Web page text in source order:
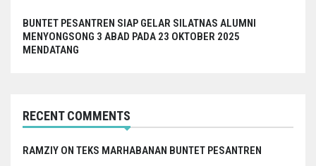
BUNTET PESANTREN SIAP GELAR SILATNAS ALUMNI
MENYONGSONG 3 ABAD PADA 23 OKTOBER 2025
MENDATANG
RECENT COMMENTS
RAMZIY ON TEKS MARHABANAN BUNTET PESANTREN